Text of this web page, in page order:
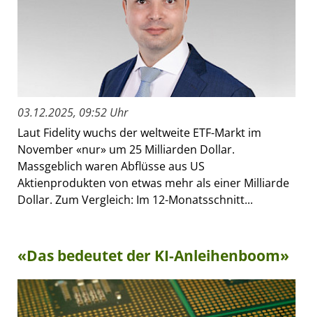
03.12.2025, 09:52 Uhr
Laut Fidelity wuchs der weltweite ETF-Markt im
November «nur» um 25 Milliarden Dollar.
Massgeblich waren Abflüsse aus US
Aktienprodukten von etwas mehr als einer Milliarde
Dollar. Zum Vergleich: Im 12-Monatsschnitt...
«Das bedeutet der KI-Anleihenboom»